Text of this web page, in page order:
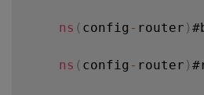
ns ( config - router )
ns ( config - router )